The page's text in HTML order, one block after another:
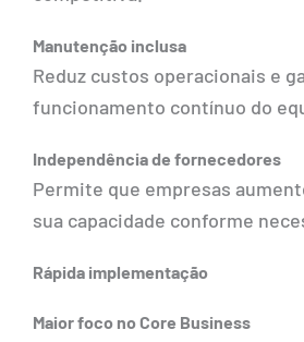
Manutenção inclusa
Reduz custos operacionais e
funcionamento contínuo do
Independência de fornecedores
Permite que empresas
sua capacidade conforme
Rápida implementação
Maior foco no Core Business